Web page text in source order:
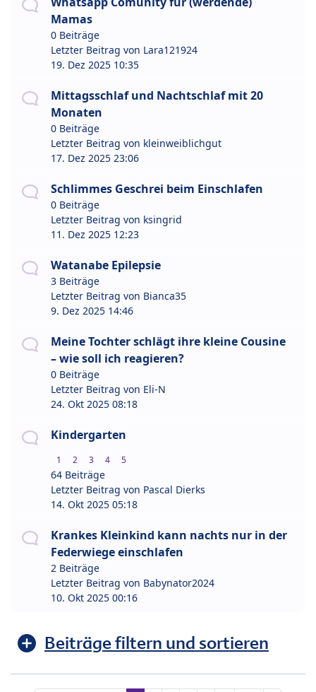
Mamas
0 Beiträge
Letzter Beitrag von Lara121924
19. Dez 2025 10:35
Mittagsschlaf und Nachtschlaf mit 20
Monaten
0 Beiträge
Letzter Beitrag von kleinweiblichgut
17. Dez 2025 23:06
Schlimmes Geschrei beim Einschlafen
0 Beiträge
Letzter Beitrag von ksingrid
11. Dez 2025 12:23
Watanabe Epilepsie
3 Beiträge
Letzter Beitrag von Bianca35
9. Dez 2025 14:46
Meine Tochter schlägt ihre kleine Cousine
– wie soll ich reagieren?
0 Beiträge
Letzter Beitrag von Eli-N
24. Okt 2025 08:18
Kindergarten
1 2 3 4 5
64 Beiträge
Letzter Beitrag von Pascal Dierks
14. Okt 2025 05:18
Krankes Kleinkind kann nachts nur in der
Federwiege einschlafen
2 Beiträge
Letzter Beitrag von Babynator2024
10. Okt 2025 00:16
Beiträge filtern und sortieren